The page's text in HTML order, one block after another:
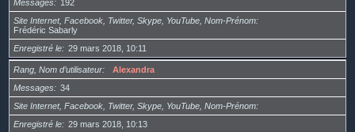
Messages
192
Site Internet, Facebook, Twitter, Skype, YouTube, Nom-Prénom
Frédéric Sabarly
Enregistré le
29 mars 2018, 10:11
Rang, Nom d’utilisateur
Alexandra
Messages
34
Site Internet, Facebook, Twitter, Skype, YouTube, Nom-Prénom
Enregistré le
29 mars 2018, 10:13